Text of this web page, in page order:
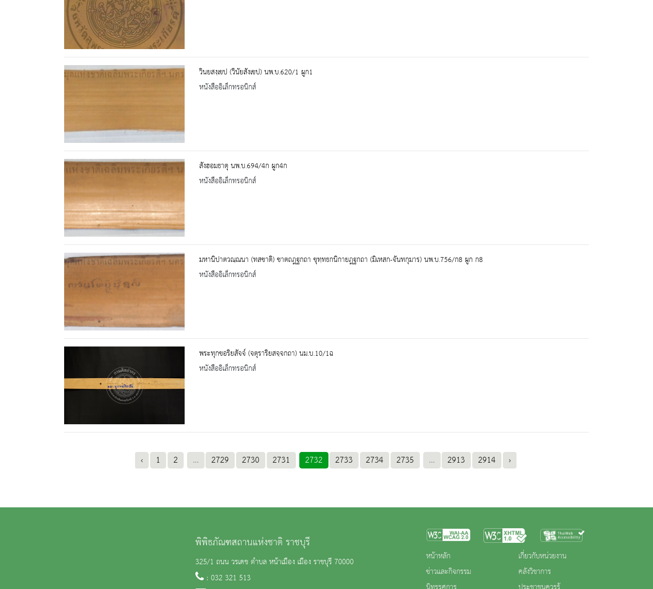
วินยสงฺเขป (วินัยสังเขป) นพ.บ.620/1 ผูก1
หนังสืออิเล็กทรอนิกส์
สังฮอมธาตุ นพ.บ.694/4ก ผูก4ก
หนังสืออิเล็กทรอนิกส์
มหานิปาตวณฺณนา (ทสชาติ) ชาตถฎฐกถา ขุทฺทธกนิกายฎฐกถา (มิเหสก-จันทกุมาร) นพ.บ.756/ก8 ผูก ก8
หนังสืออิเล็กทรอนิกส์
พระทุกขอริยสัจจ์ (จตุราริยสจฺจกถา) นม.บ.10/1ฉ
หนังสืออิเล็กทรอนิกส์
‹ 1 2 ... 2729 2730 2731 2732 2733 2734 2735 ... 2913 2914 ›
พิพิธภัณฑสถานแห่งชาติ ราชบุรี
325/1 ถนน วรเดช ตำบล หน้าเมือง เมือง ราชบุรี 70000
: 032 321 513
หน้าหลัก
ข่าวและกิจกรรม
เกี่ยวกับหน่วยงาน
คลังวิชาการ